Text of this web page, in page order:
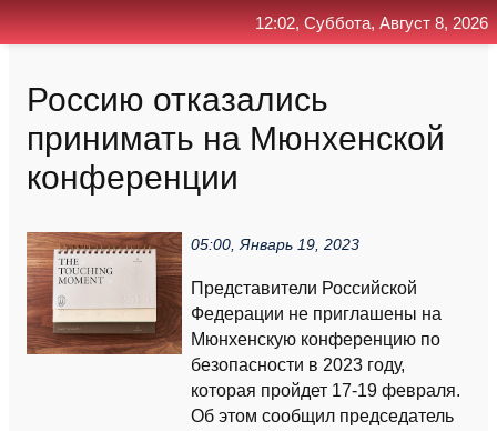
Россию отказались
принимать на Мюнхенской
конференции
05:00, Январь 19, 2023
Представители Российской
Федерации не приглашены на
Мюнхенскую конференцию по
безопасности в 2023 году,
которая пройдет 17-19 февраля.
Об этом сообщил председатель
12:02, Суббота, Август 8, 2026